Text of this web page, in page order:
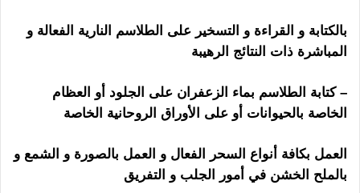
بالكتابة و القراءة و التسخير على الطلاسم النارية الفعالة و
المباشرة ذات النتائج الرهيبة
– كتابة الطلاسم بماء الزعفران على الجلود أو العظام
الخاصة بالحيوانات أو على الأوراق الروحانية الخاصة
العمل بكافة أنواع السحر الفعال و العمل بالصورة و الشمع و
بالملح الخشن في أمور الجلب و التفريق